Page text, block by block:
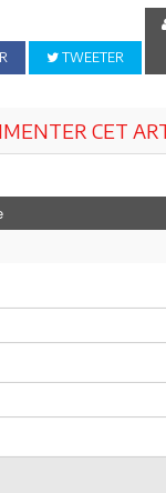
TWEETER
CET